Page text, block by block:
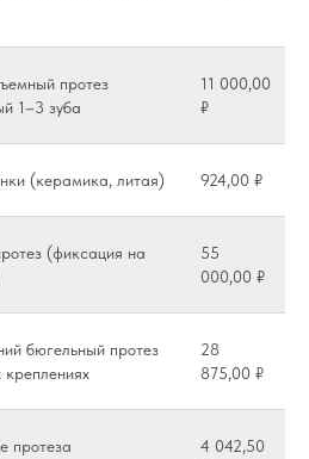
протез
1–3 зуба
11 000,00
₽
(керамика, литая) 924,00 ₽
(фиксация на
55
000,00 ₽
бюгельный протез
28
875,00 ₽
протеза
4 042,50